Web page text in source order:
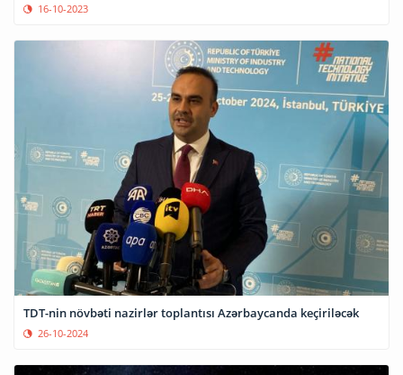
16-10-2023
TDT-nin növbəti nazirlər toplantısı Azərbaycanda keçiriləcək
26-10-2024